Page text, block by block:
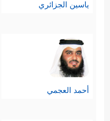
ياسين الجزائري
أحمد العجمي